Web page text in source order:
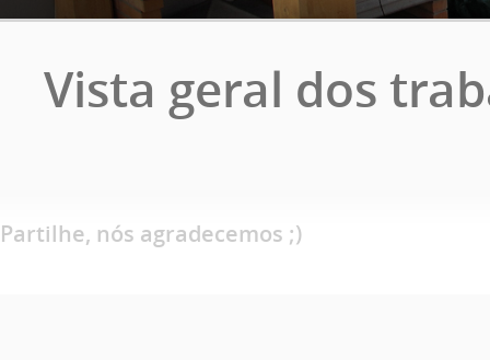
Vista geral dos
Partilhe, nós agradecemos ;)